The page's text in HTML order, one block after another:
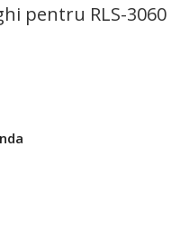
pentru RLS-3060